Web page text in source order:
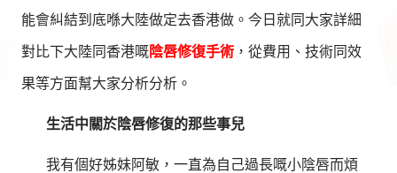
能會糾結到底喺大陸做定去香港做。今日就同大家詳細
對比下大陸同香港嘅陰唇修復手術 ，從費用、技術同效
果等方面幫大家分析分析。
生活中關於陰唇修復的那些事兒
我有個好姊妹阿敏，一直為自己過長嘅小陰唇而煩